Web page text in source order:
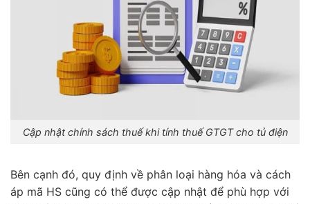
Cập nhật chính sách thuế khi tính thuế GTGT cho tủ điện
Bên cạnh đó, quy định về phân loại hàng hóa và cách
áp mã HS cũng có thể được cập nhật để phù hợp với